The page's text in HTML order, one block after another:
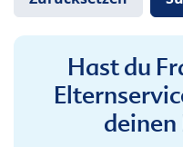
Hast du